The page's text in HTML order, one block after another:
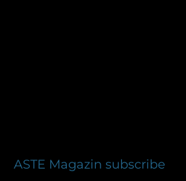
ASTE Magazin subscribe